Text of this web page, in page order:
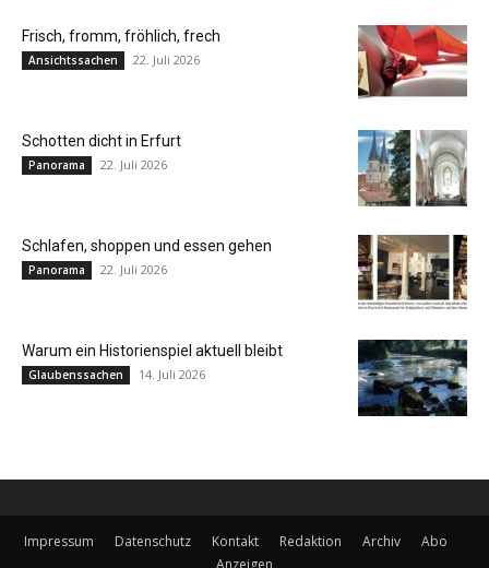
Frisch, fromm, fröhlich, frech
Ansichtssachen 22. Juli 2026
Schotten dicht in Erfurt
Panorama 22. Juli 2026
Schlafen, shoppen und essen gehen
Panorama 22. Juli 2026
Warum ein Historienspiel aktuell bleibt
Glaubenssachen 14. Juli 2026
Impressum Datenschutz Kontakt Redaktion Archiv
Abo
Anzeigen